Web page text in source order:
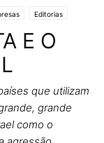
Editorias
de OpiniãoE O
que utilizam
grande
como o